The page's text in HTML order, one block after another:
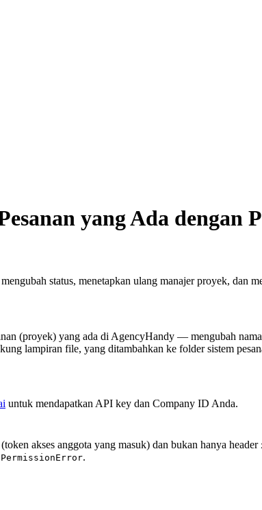
yang Ada dengan
status, menetapkan ulang manajer proyek, dan
(proyek) yang ada di AgencyHandy — mengubah
lampiran file, yang ditambahkan ke folder sistem
untuk mendapatkan API key dan Company ID Anda.
(token akses anggota yang masuk) dan bukan hanya header
.